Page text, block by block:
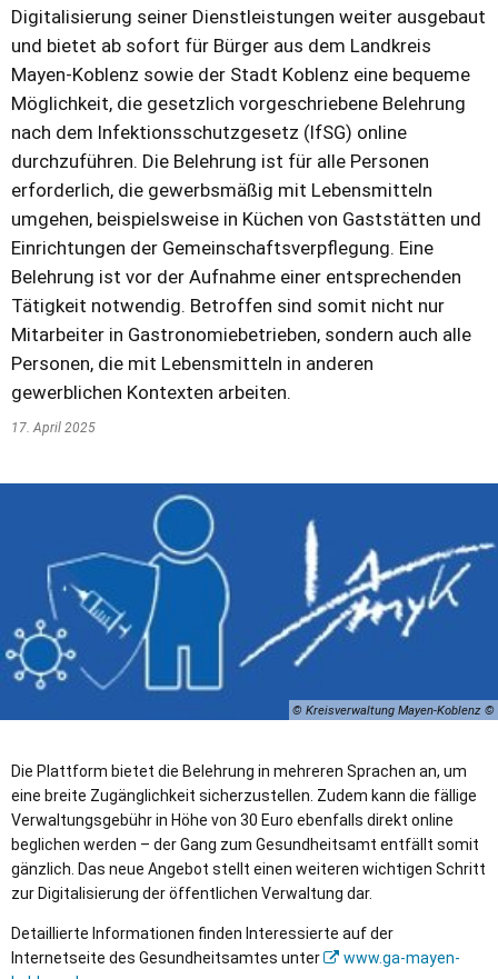
Digitalisierung seiner Dienstleistungen weiter ausgebaut
und bietet ab sofort für Bürger aus dem Landkreis
Mayen-Koblenz sowie der Stadt Koblenz eine bequeme
Möglichkeit, die gesetzlich vorgeschriebene Belehrung
nach dem Infektionsschutzgesetz (IfSG) online
durchzuführen. Die Belehrung ist für alle Personen
erforderlich, die gewerbsmäßig mit Lebensmitteln
umgehen, beispielsweise in Küchen von Gaststätten und
Einrichtungen der Gemeinschaftsverpflegung. Eine
Belehrung ist vor der Aufnahme einer entsprechenden
Tätigkeit notwendig. Betroffen sind somit nicht nur
Mitarbeiter in Gastronomiebetrieben, sondern auch alle
Personen, die mit Lebensmitteln in anderen
gewerblichen Kontexten arbeiten.
17. April 2025
© Kreisverwaltung Mayen-Koblenz
Die Plattform bietet die Belehrung in mehreren Sprachen an, um
eine breite Zugänglichkeit sicherzustellen. Zudem kann die fällige
Verwaltungsgebühr in Höhe von 30 Euro ebenfalls direkt online
beglichen werden – der Gang zum Gesundheitsamt entfällt somit
gänzlich. Das neue Angebot stellt einen weiteren wichtigen Schritt
zur Digitalisierung der öffentlichen Verwaltung dar.
Detaillierte Informationen finden Interessierte auf der
Internetseite des Gesundheitsamtes unter
www.ga-mayen-